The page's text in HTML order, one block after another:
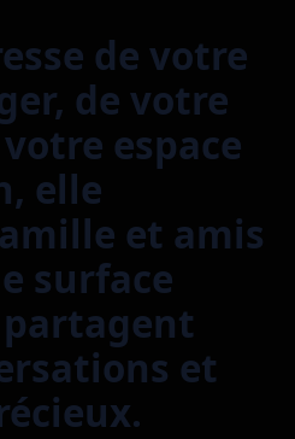
de votre
de votre
espace
elle
et amis
surface
partagent
et